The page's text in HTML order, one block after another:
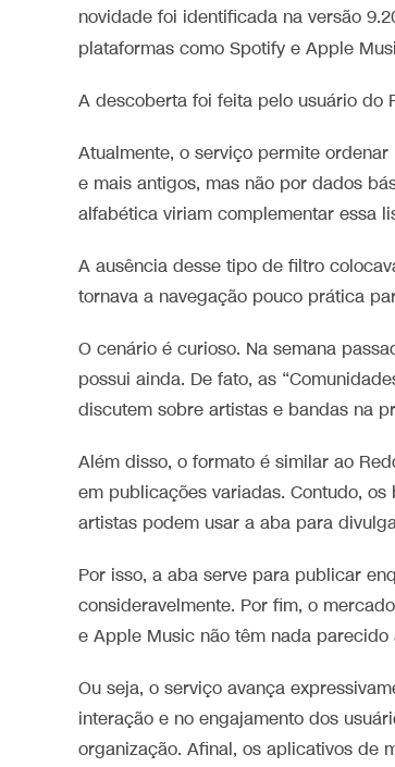
novidade foi identificada na versão
plataformas como Spotify e Apple
A descoberta foi feita pelo usuário do
Atualmente, o serviço permite
e mais antigos, mas não por dados
alfabética viriam complementar essa
A ausência desse tipo de filtro
tornava a navegação pouco prática
O cenário é curioso. Na semana
possui ainda. De fato, as
discutem sobre artistas e bandas na
Além disso, o formato é similar ao
em publicações variadas. Contudo,
artistas podem usar a aba para
Por isso, a aba serve para publicar
consideravelmente. Por fim, o
e Apple Music não têm nada parecido
Ou seja, o serviço avança
interação e no engajamento dos
organização. Afinal, os aplicativos de